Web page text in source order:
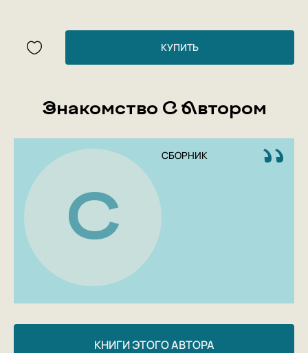
КУПИТЬ
Знакомство С Автором
С
СБОРНИК
КНИГИ ЭТОГО АВТОРА